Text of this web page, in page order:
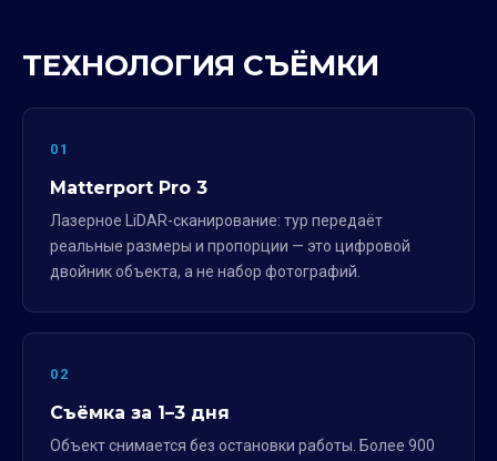
ТЕХНОЛОГИЯ СЪЁМКИ
01
Matterport Pro 3
Лазерное LiDAR-сканирование: тур передаёт
реальные размеры и пропорции — это цифровой
двойник объекта, а не набор фотографий.
02
Съёмка за 1–3 дня
Объект снимается без остановки работы. Более 900